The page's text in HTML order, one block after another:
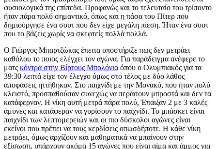
φυσιολογικά της επίπεδα. Προφανώς και το τελευταίο του τρίποντο
ήταν πάρα πολύ σημαντικό, όπως και η πάσα του Πίτερ που
δημιούργησε ένα σουτ που δεν είχε μεγάλη πίεση. Ήταν ένα σουτ
που το βάζεις χωρίς να σκεφτείς πολλά πολλά.
Ο Γιώργος Μπαρτζώκας έπειτα υποστήριξε πως δεν μετράει
καθόλου το ποιος ελέγχει τον αγώνα. Για παράδειγμα ανέφερε το
ματς κόντρα στην Βίρτους Μπολόνια όπου ο Ολυμπιακός για τα
39:30 λεπτά είχε τον έλεγχο όμως στο τέλος με δύο λάθος
αποφάσεις ηττήθηκαν. Στο παιχνίδι με την Μονακό, που ήταν πολύ
κλειστό, προσπαθούσαν συνεχώς να περάσουν μπροστά και δεν τα
κατάφερναν. Η νίκη αυτή μετρά πάρα πολύ, Έπαιξαν 2 με 3 καλές
άμυνες και κατάφεραν να γυρίσουν το παιχνίδι. Το μπάσκετ είναι
παιχνίδι των λεπτομερειών και οι πιο δύσκολοι αγώνες είναι
εκείνοι που πρέπει να τους κερδίσεις οπωσδήποτε. Η κάθε νίκη
μετράει, όμως αρχίζουν και μαθηματικά να μπαίνουν στην
εξίσωση, υπάρχουν ακόμα 15 αγώνες που είναι αίμα και άμμος για